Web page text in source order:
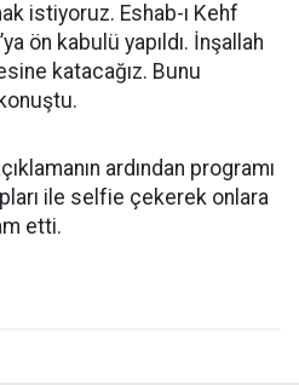
istiyoruz. Eshab-ı Kehf
ön kabulü yapıldı. İnşallah
katacağız. Bunu
ardından programı
ile selfie çekerek onlara
etti.